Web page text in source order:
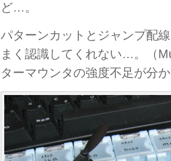
ど…。
パターンカットとジャンプ配
まく認識してくれない…。（
ターマウンタの強度不足が分